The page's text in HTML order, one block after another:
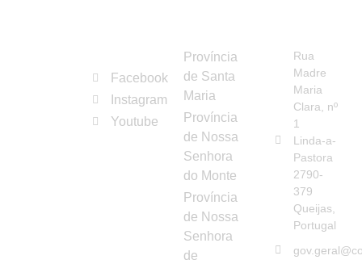
Franciscanas
Hospitaleiras
Facebook
Instagram
Youtube
Província
de Santa
Maria
Província
de Nossa
Senhora
do Monte
Província
de Nossa
Senhora
de
Rua
Madre
Maria
Clara, nº
1
Linda-a-
Pastora
2790-
379
Queijas,
Portugal